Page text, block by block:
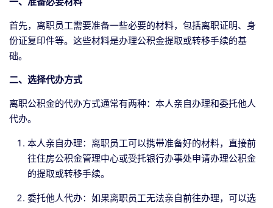
首先，离职员工需要准备一些必要的材料，包括离职证明、身
份证复印件等。这些材料是办理公积金提取或转移手续的基
础。
二、选择代办方式
离职公积金的代办方式通常有两种：本人亲自办理和委托他人
代办。
本人亲自办理：离职员工可以携带准备好的材料，直接前
往住房公积金管理中心或受托银行办事处申请办理公积金
的提取或转移手续。
委托他人代办：如果离职员工无法亲自前往办理，可以选